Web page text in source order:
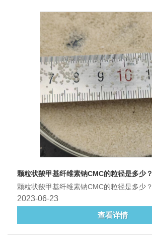
颗粒状羧甲基纤维素钠CMC的粒径是多少？
颗粒状羧甲基纤维素钠CMC的粒径是多少？
2023-06-23
查看详情